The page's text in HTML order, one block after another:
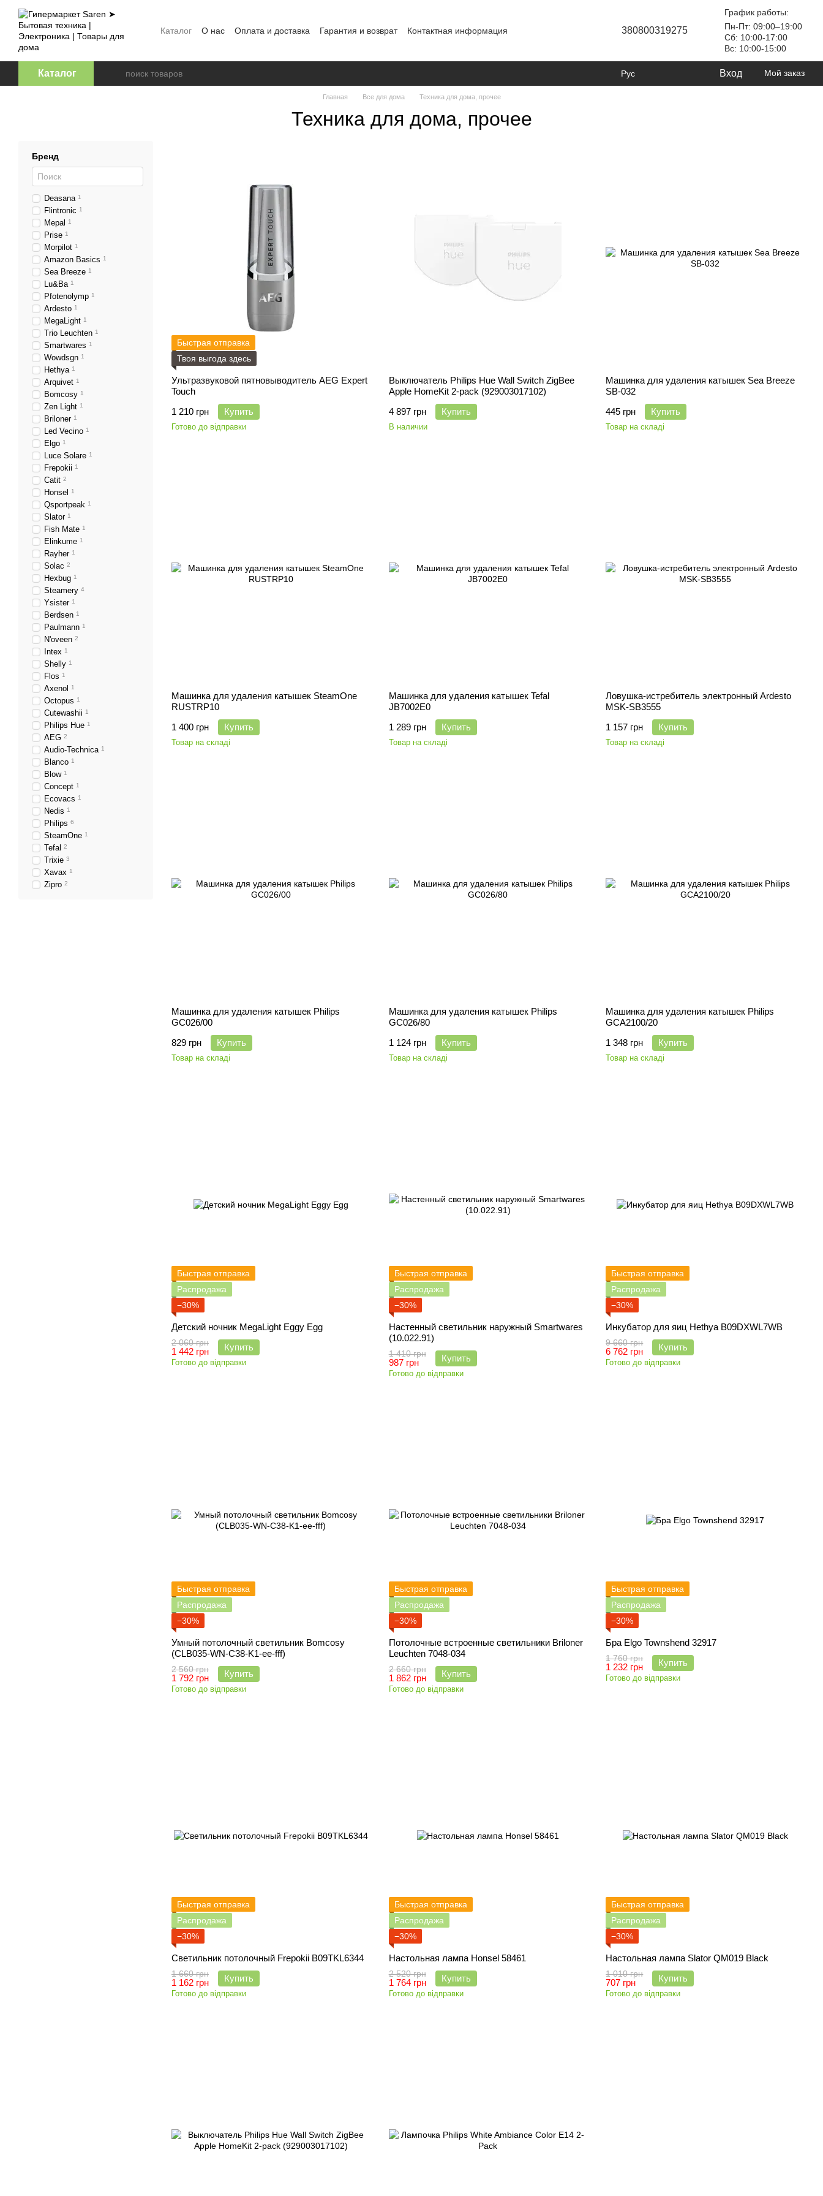
Перейти к основному контенту
Каталог О нас Оплата и доставка Гарантия и возврат
Контактная информация
380800319275
График работы:
Пн-Пт: 09:00–19:00
Сб: 10:00-17:00
Вс: 10:00-15:00
Каталог Рус Вход Мой заказ
Главная Все для дома Техника для дома, прочее
Техника для дома, прочее
Быстрая отправка
Твоя выгода здесь
Ультразвуковой пятновыводитель AEG Expert
Touch
1 210 грн
Купить
Готово до відправки
Выключатель Philips Hue Wall Switch ZigBee
Apple HomeKit 2-pack (929003017102)
4 897 грн
Купить
В наличии
Машинка для удаления катышек Sea Breeze
SB-032
445 грн
Купить
Товар на складі
Машинка для удаления катышек SteamOne
RUSTRP10
1 400 грн
Купить
Товар на складі
Машинка для удаления катышек Tefal
JB7002E0
1 289 грн
Купить
Товар на складі
Ловушка-истребитель электронный Ardesto
MSK-SB3555
1 157 грн
Купить
Товар на складі
Машинка для удаления катышек Philips
GC026/00
829 грн
Купить
Товар на складі
Машинка для удаления катышек Philips
GC026/80
1 124 грн
Купить
Товар на складі
Машинка для удаления катышек Philips
GCA2100/20
1 348 грн
Купить
Товар на складі
Быстрая отправка
Распродажа
−30%
Детский ночник MegaLight Eggy Egg
2 060 грн
1 442 грн Купить
Готово до відправки
Быстрая отправка
Распродажа
−30%
Настенный светильник наружный Smartwares
(10.022.91)
1 410 грн
987 грн Купить
Готово до відправки
Быстрая отправка
Распродажа
−30%
Инкубатор для яиц Hethya B09DXWL7WB
9 660 грн
6 762 грн Купить
Готово до відправки
Быстрая отправка
Распродажа
−30%
Умный потолочный светильник Bomcosy
(CLB035-WN-C38-K1-ee-fff)
2 560 грн
1 792 грн Купить
Готово до відправки
Быстрая отправка
Распродажа
−30%
Потолочные встроенные светильники Briloner
Leuchten 7048-034
2 660 грн
1 862 грн Купить
Готово до відправки
Быстрая отправка
Распродажа
−30%
Бра Elgo Townshend 32917
1 760 грн
1 232 грн Купить
Готово до відправки
Быстрая отправка
Распродажа
−30%
Светильник потолочный Frepokii B09TKL6344
1 660 грн
1 162 грн Купить
Готово до відправки
Быстрая отправка
Распродажа
−30%
Настольная лампа Honsel 58461
2 520 грн
1 764 грн Купить
Готово до відправки
Быстрая отправка
Распродажа
−30%
Настольная лампа Slator QM019 Black
1 010 грн
707 грн Купить
Готово до відправки
Бренд
Deasana 1
Flintronic 1
Mepal 1
Prise 1
Morpilot 1
Amazon Basics 1
Sea Breeze 1
Lu&Ba 1
Pfotenolymp 1
Ardesto 1
MegaLight 1
Trio Leuchten 1
Smartwares 1
Wowdsgn 1
Hethya 1
Arquivet 1
Bomcosy 1
Zen Light 1
Briloner 1
Led Vecino 1
Elgo 1
Luce Solare 1
Frepokii 1
Catit 2
Honsel 1
Qsportpeak 1
Slator 1
Fish Mate 1
Elinkume 1
Rayher 1
Solac 2
Hexbug 1
Steamery 4
Ysister 1
Berdsen 1
Paulmann 1
N'oveen 2
Intex 1
Shelly 1
Flos 1
Axenol 1
Octopus 1
Cutewashii 1
Philips Hue 1
AEG 2
Audio-Technica 1
Blanco 1
Blow 1
Concept 1
Ecovacs 1
Nedis 1
Philips 6
SteamOne 1
Tefal 2
Trixie 3
Xavax 1
Zipro 2